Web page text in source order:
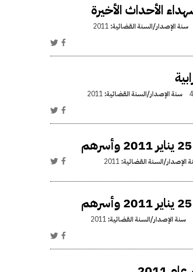
سنة الإصدار/السنة القضائية: 2011
سنة الإصدار/السنة القضائية: 2011
الإصدار/السنة القضائية: 2011
سنة الإصدار/السنة القضائية: 2011